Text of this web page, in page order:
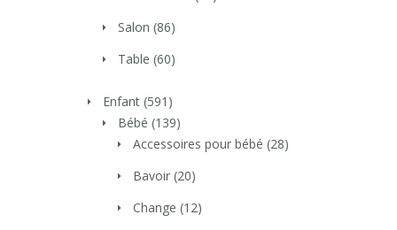
Salon (86)
Table (60)
Enfant (591)
Bébé (139)
Accessoires pour bébé (28)
Bavoir (20)
Change (12)